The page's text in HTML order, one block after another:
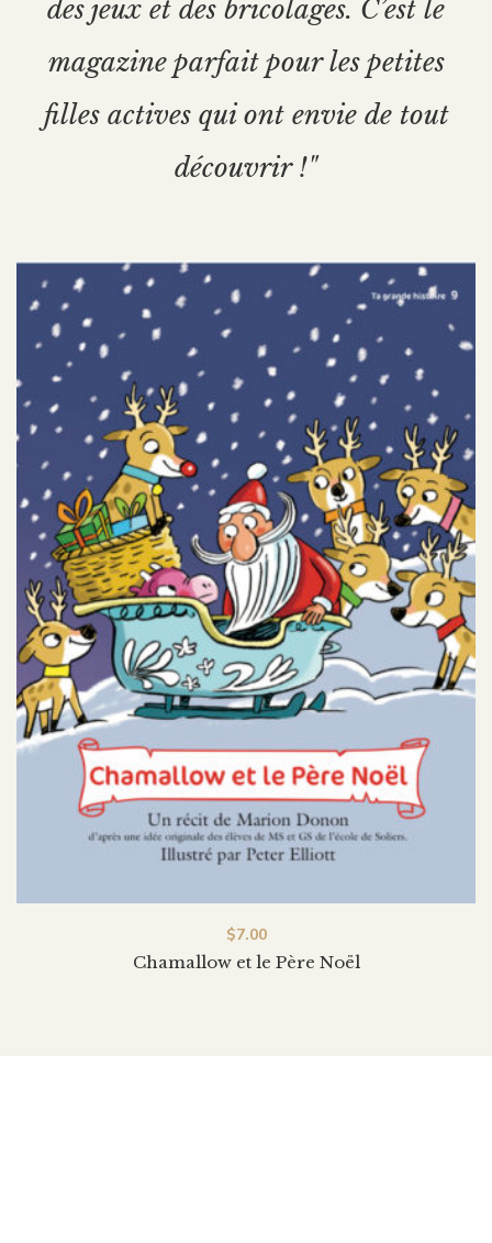
des jeux et des bricolages. C’est le
magazine parfait pour les petites
filles actives qui ont envie de tout
découvrir !"
Chamallow et le Père Noël
$7.00